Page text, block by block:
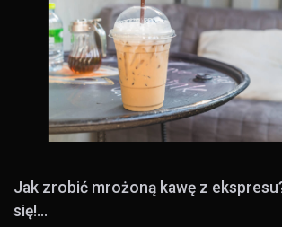
Jak zrobić mrożoną kawę z
się!...